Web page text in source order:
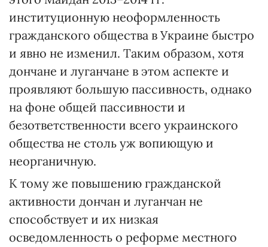
институционную неоформленность
гражданского общества в Украине быстро
и явно не изменил. Таким образом, хотя
дончане и луганчане в этом аспекте и
проявляют большую пассивность, однако
на фоне общей пассивности и
безответственности всего украинского
общества не столь уж вопиющую и
неорганичную.
К тому же повышению гражданской
активности дончан и луганчан не
способствует и их низкая
осведомленность о реформе местного